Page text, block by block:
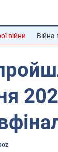
війни Війна